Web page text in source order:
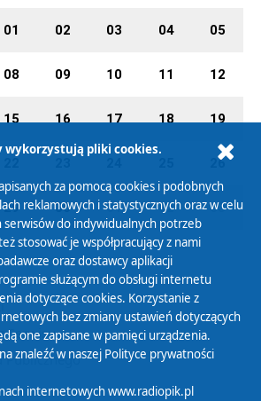
01 02 03 04 05
08 09 10 11 12
15 16 17 18 19
26
29 30 01 02 03
Serwisu
Publicznego
wykorzystują pliki cookies.
za pomocą cookies i podobnych
reklamowych i statystycznych oraz w celu
serwisów do indywidualnych potrzeb
stosować je współpracujący z nami
oraz dostawcy aplikacji
służącym do obsługi internetu
dotyczące cookies. Korzystanie z
bez zmiany ustawień dotyczących
one zapisane w pamięci urządzenia.
znaleźć w naszej Polityce prywatności
internetowych www.radiopik.pl